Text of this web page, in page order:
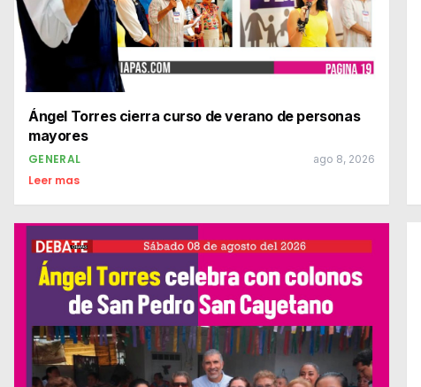
Ángel Torres cierra curso de verano de personas
mayores
GENERAL ago 8, 2026
Leer mas